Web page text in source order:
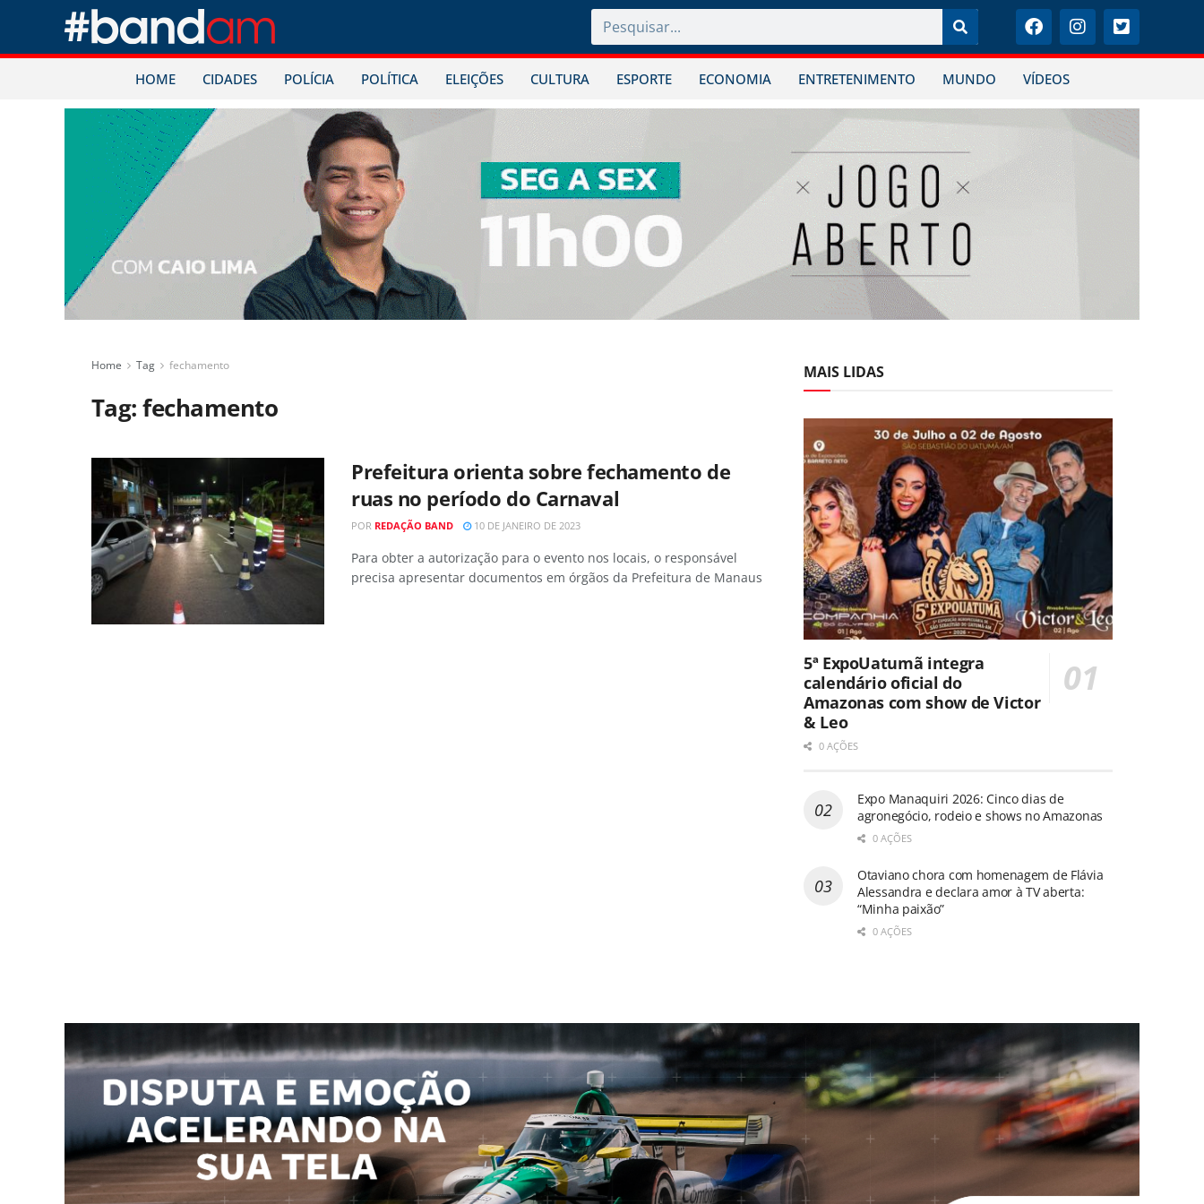
HOME CIDADES POLÍCIA POLÍTICA ELEIÇÕES CULTURA ESPORTE ECONOMIA ENTRETENIMENTO MUNDO VÍDEOS
Home Tag fechamento
Tag:fechamento
Prefeitura orienta sobre fechamento de
ruas no período do Carnaval
POR REDAÇÃO BAND 10 DE JANEIRO DE 2023
Para obter a autorização para o evento nos locais, o responsável
precisa apresentar documentos em órgãos da Prefeitura de Manaus
MAIS LIDAS
5ª ExpoUatumã integra
calendário oficial do
Amazonas com show de Victor
& Leo
0 AÇÕES
Expo Manaquiri 2026: Cinco dias de
agronegócio, rodeio e shows no Amazonas
0 AÇÕES
Otaviano chora com homenagem de Flávia
Alessandra e declara amor à TV aberta:
“Minha paixão”
0 AÇÕES